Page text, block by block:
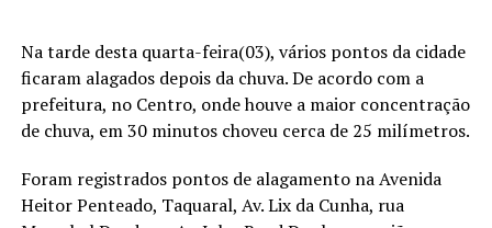
Na tarde desta quarta-feira(03), vários pontos da cidade
ficaram alagados depois da chuva. De acordo com a
prefeitura, no Centro, onde houve a maior concentração
de chuva, em 30 minutos choveu cerca de 25 milímetros.
Foram registrados pontos de alagamento na Avenida
Heitor Penteado, Taquaral, Av. Lix da Cunha, rua